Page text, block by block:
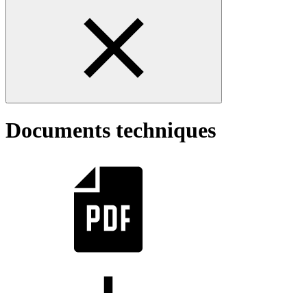
Documents techniques